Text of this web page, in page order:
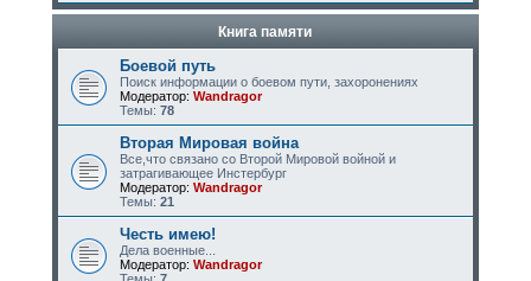
Книга памяти
Боевой путь
Поиск информации о боевом пути, захоронениях
Модератор: Wandragor
Темы: 78
Вторая Мировая война
Все,что связано со Второй Мировой войной и
затрагивающее Инстербург
Модератор: Wandragor
Темы: 21
Честь имею!
Дела военные...
Модератор: Wandragor